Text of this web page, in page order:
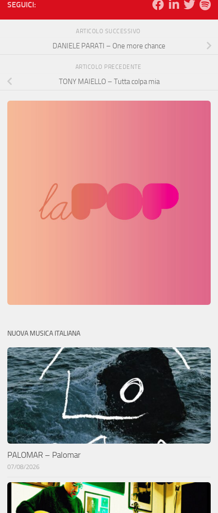
SEGUICI:
ARTICOLO SUCCESSIVO
DANIELE PARATI – One more chance
ARTICOLO PRECEDENTE
TONY MAIELLO – Tutta colpa mia
NUOVA MUSICA ITALIANA
PALOMAR – Palomar
07/08/2026